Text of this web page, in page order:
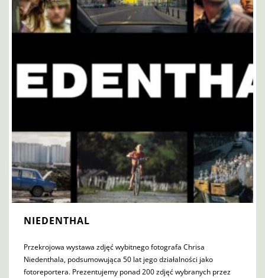
NIEDENTHAL
Przekrojowa wystawa zdjęć wybitnego fotografa Chrisa
Niedenthala, podsumowująca 50 lat jego działalności jako
fotoreportera. Prezentujemy ponad 200 zdjęć wybranych przez